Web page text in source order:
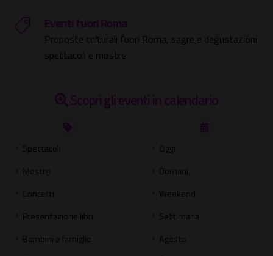
Eventi fuori Roma
Proposte culturali fuori Roma, sagre e degustazioni,
spettacoli e mostre
Scopri gli eventi in calendario
Spettacoli
Mostre
Concerti
Presentazione libri
Bambini e famiglie
Oggi
Domani
Weekend
Settimana
Agosto